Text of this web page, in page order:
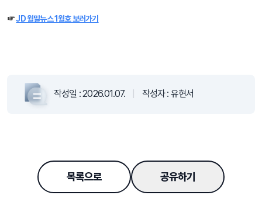
☞ JD 월말뉴스 1월호 보러가기
작성일 :2026.01.07. 작성자 : 유현서
목록으로 공유하기